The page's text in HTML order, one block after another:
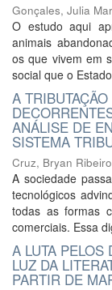
Gonçales, Julia
O estudo aqui
animais
os que vivem em
social que o
A
ANÁLISE DE
SISTEMA
Cruz, Bryan
A sociedade
tecnológicos
todas as formas
comerciais. Essa
A LUTA PELOS
LUZ DA
PARTIR DE